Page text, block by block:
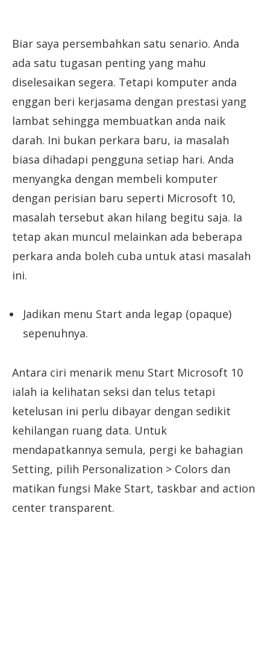
Biar saya persembahkan satu senario. Anda
ada satu tugasan penting yang mahu
diselesaikan segera. Tetapi komputer anda
enggan beri kerjasama dengan prestasi yang
lambat sehingga membuatkan anda naik
darah. Ini bukan perkara baru, ia masalah
biasa dihadapi pengguna setiap hari. Anda
menyangka dengan membeli komputer
dengan perisian baru seperti Microsoft 10,
masalah tersebut akan hilang begitu saja. Ia
tetap akan muncul melainkan ada beberapa
perkara anda boleh cuba untuk atasi masalah
ini.
Jadikan menu Start anda legap (opaque)
sepenuhnya.
Antara ciri menarik menu Start Microsoft 10
ialah ia kelihatan seksi dan telus tetapi
ketelusan ini perlu dibayar dengan sedikit
kehilangan ruang data. Untuk
mendapatkannya semula, pergi ke bahagian
Setting, pilih Personalization > Colors dan
matikan fungsi Make Start, taskbar and action
center transparent.